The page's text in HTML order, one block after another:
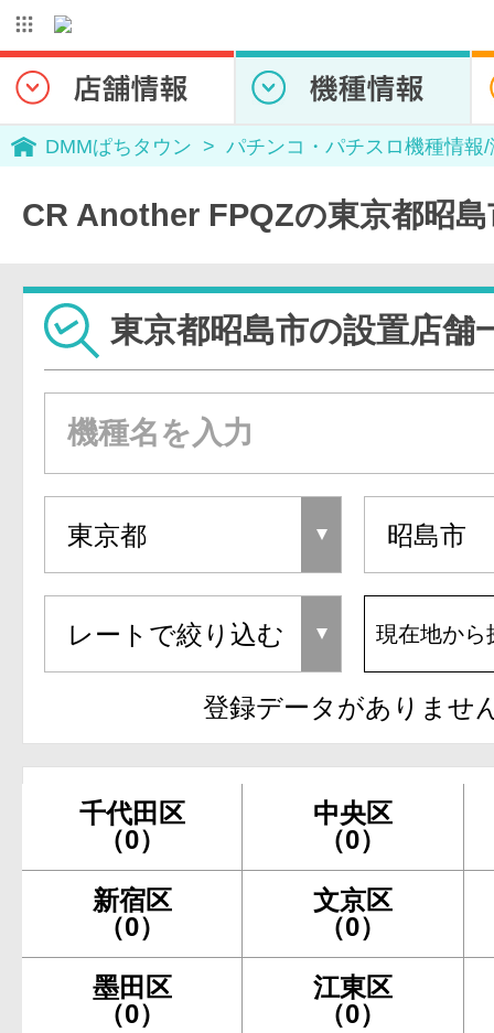
DMMぱちタウン パチンコ・パチスロ機種情報
CR Another FPQZの東京都昭
東京都昭島市の設置店舗
現在地から
登録データがありませ
千代田区
（0）
中央区
（0）
新宿区
（0）
文京区
（0）
墨田区
（0）
江東区
（0）